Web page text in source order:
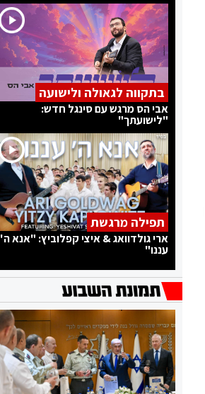
בתקווה לגאולה ולישועה
אבי הס מרגש עם סינגל חדש:
"לישועתך"
תפילה מרגשת
ארי גולדוואג & איצי קפלוביץ: "אנא ה'
עננו"